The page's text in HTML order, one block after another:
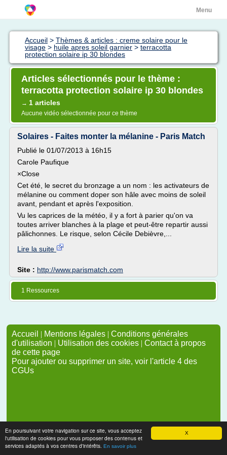
X
En poursuivant votre navigation sur ce site, vous acceptez
l'utilisation de cookies pour vous proposer des contenus et
services adaptés à vos centres d'intérêts. En savoir plus
Menu
Accueil > Thèmes & articles : creme solaire pour le
visage > huile apres soleil garnier > terracotta
protection solaire ip 30 blondes
Articles sélectionnés pour le thème :
terracotta protection solaire ip 30 blondes
→ 1 articles
Aucune vidéo sélectionnée pour ce thème
Solaires - Faites monter la mélanine - Paris Match
Publié le 01/07/2013 à 16h15
Carole Paufique
×Close
Cet été, le secret du bronzage a un nom : les activateurs de
mélanine ou comment doper son hâle avec moins de soleil
avant, pendant et après l'exposition.
Vu les caprices de la météo, il y a fort à parier qu'on va
toutes arriver blanches à la plage et peut-être repartir aussi
pâlichonnes. Le risque, selon Cécile Debièvre,...
Lire la suite
Site : http://www.parismatch.com
1 Ressources
Accueil | Mentions légales | Conditions générales
d'utilisation | Utilisation des cookies | Contact à propos
de cette page
Pour ajouter ou supprimer un site, voir l'article 4 des
CGUs